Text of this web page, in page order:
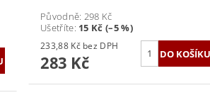
Původně: 298 Kč
Ušetříte: 15 Kč (–5 %)
233,88 Kč bez DPH
283 Kč